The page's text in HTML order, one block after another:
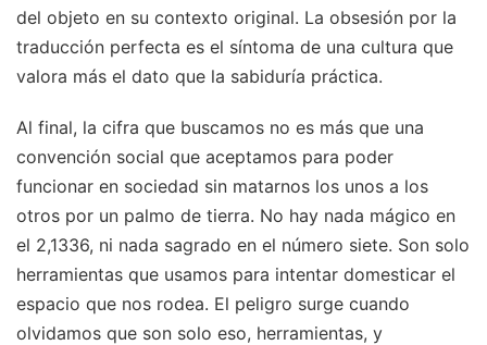
del objeto en su contexto original. La obsesión por la
traducción perfecta es el síntoma de una cultura que
valora más el dato que la sabiduría práctica.
Al final, la cifra que buscamos no es más que una
convención social que aceptamos para poder
funcionar en sociedad sin matarnos los unos a los
otros por un palmo de tierra. No hay nada mágico en
el 2,1336, ni nada sagrado en el número siete. Son solo
herramientas que usamos para intentar domesticar el
espacio que nos rodea. El peligro surge cuando
olvidamos que son solo eso, herramientas, y